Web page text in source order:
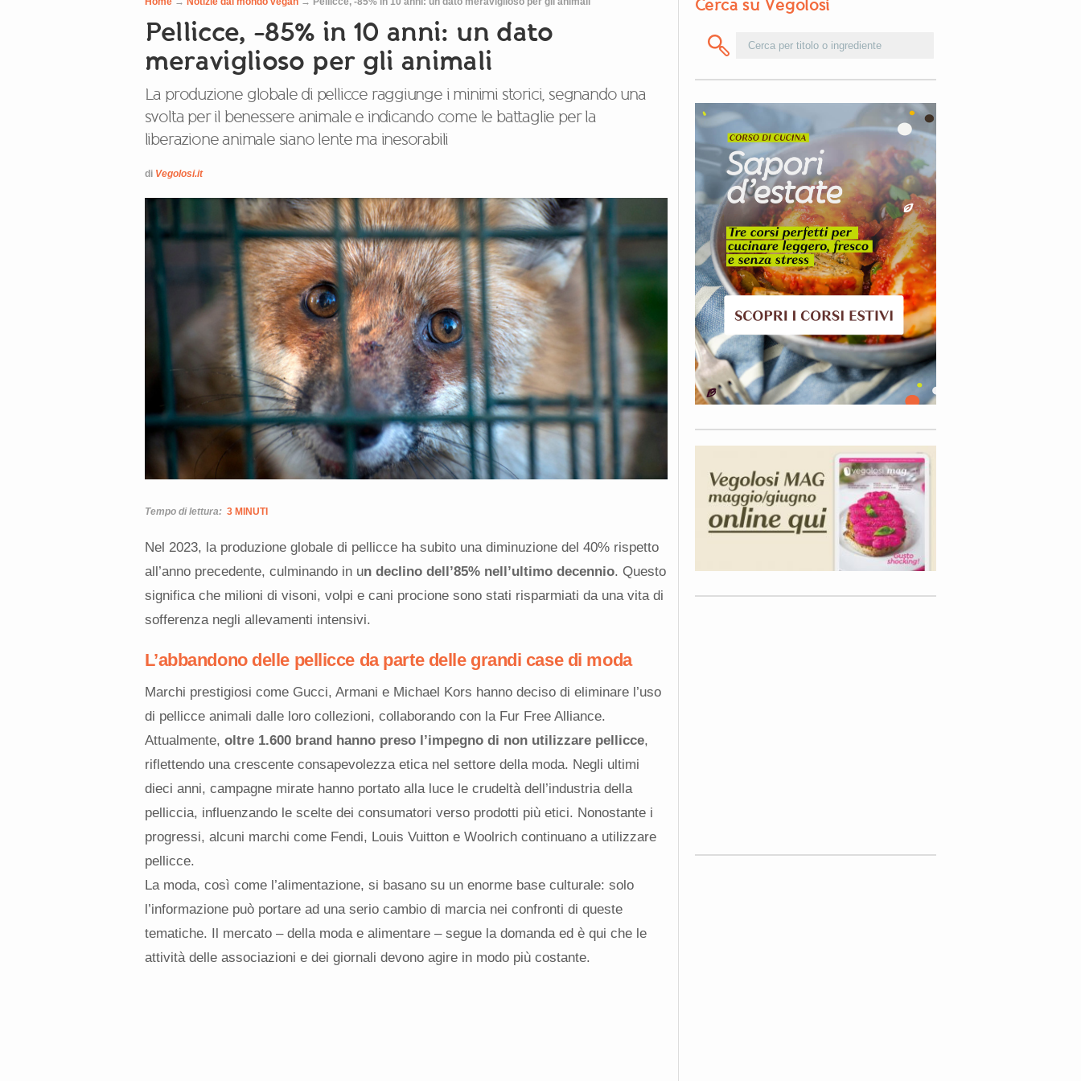
Pellicce, -85% in 10 anni: un dato
meraviglioso per gli animali
La produzione globale di pellicce raggiunge i minimi storici, segnando una
svolta per il benessere animale e indicando come le battaglie per la
liberazione animale siano lente ma inesorabili
di Vegolosi.it
Tempo di lettura: 3 MINUTI
Nel 2023, la produzione globale di pellicce ha subito una diminuzione del 40% rispetto
all’anno precedente, culminando in un declino dell’85% nell’ultimo decennio. Questo
significa che milioni di visoni, volpi e cani procione sono stati risparmiati da una vita di
sofferenza negli allevamenti intensivi.
L’abbandono delle pellicce da parte delle grandi case di moda
Marchi prestigiosi come Gucci, Armani e Michael Kors hanno deciso di eliminare l’uso
di pellicce animali dalle loro collezioni, collaborando con la Fur Free Alliance.
Attualmente, oltre 1.600 brand hanno preso l’impegno di non utilizzare pellicce,
riflettendo una crescente consapevolezza etica nel settore della moda. Negli ultimi
dieci anni, campagne mirate hanno portato alla luce le crudeltà dell’industria della
pelliccia, influenzando le scelte dei consumatori verso prodotti più etici. Nonostante i
progressi, alcuni marchi come Fendi, Louis Vuitton e Woolrich continuano a utilizzare
pellicce.
La moda, così come l’alimentazione, si basano su un enorme base culturale: solo
l’informazione può portare ad una serio cambio di marcia nei confronti di queste
tematiche. Il mercato – della moda e alimentare – segue la domanda ed è qui che le
attività delle associazioni e dei giornali devono agire in modo più costante.
Cerca su Vegolosi